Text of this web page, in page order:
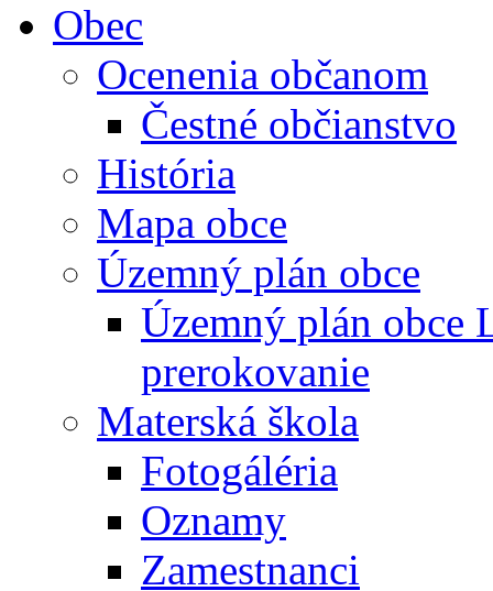
Obec
Ocenenia občanom
Čestné občianstvo
História
Mapa obce
Územný plán obce
Územný plán obce
prerokovanie
Materská škola
Fotogáléria
Oznamy
Zamestnanci